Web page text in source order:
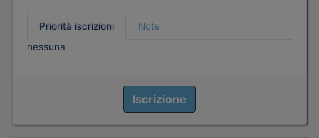
Priorità iscrizioni
Note
nessuna
Iscrizione